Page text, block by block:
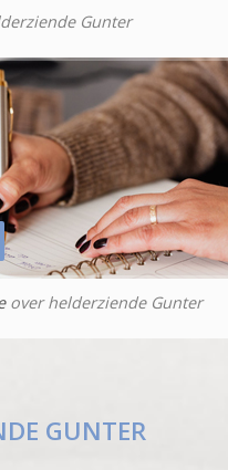
Gunter
over helderziende Gunter
GUNTER